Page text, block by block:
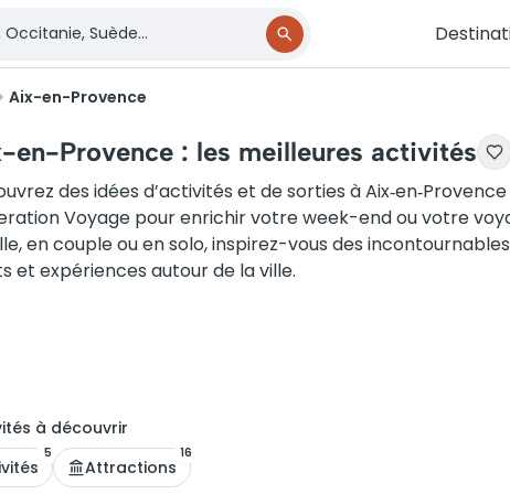
Aix-en-Provence
en-Provence : les meilleures activités
des idées d’activités et de sorties à
Voyage pour enrichir votre week-end ou votre
en couple ou en solo, inspirez-vous des
et expériences autour de la ville.
s à découvrir
5
Attractions
16